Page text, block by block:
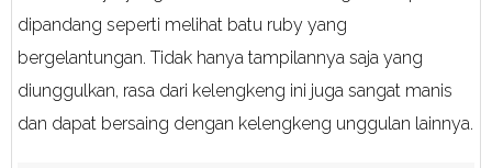
dipandang seperti melihat batu ruby yang
bergelantungan. Tidak hanya tampilannya saja yang
diunggulkan, rasa dari kelengkeng ini juga sangat manis
dan dapat bersaing dengan kelengkeng unggulan lainnya.